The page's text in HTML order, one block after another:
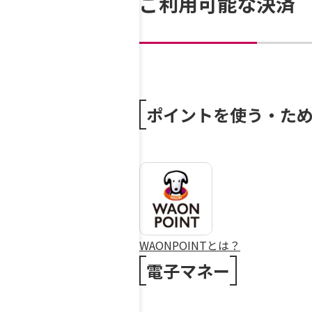
ポイントを使う・た
WAONPOINTとは？
電子マネー